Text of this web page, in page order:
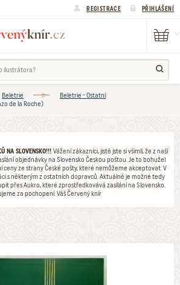
REGISTRACE PŘIHLÁŠENÍ
Beletrie
Beletrie - Ostatní
de la Roche)
NA SLOVENSKO!!! Vážení zákazníci, jistě jste si všimli, že z naší
objednávky na Slovensko Českou poštou. Je to bohužel
ceny ze strany České pošty, které nemůžeme akceptovat. V
s některým z ostatních dopravců. Aktuálně je možné tedy
přes Aukro, které zprostředkovává zasílání na Slovensko.
za pochopení. Váš Červený knír